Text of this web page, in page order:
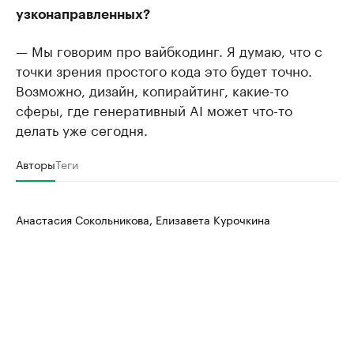
узконаправленных?
— Мы говорим про вайбкодинг. Я думаю, что с
точки зрения простого кода это будет точно.
Возможно, дизайн, копирайтинг, какие-то
сферы, где генеративный AI может что-то
делать уже сегодня.
АвторыТеги
Анастасия Сокольникова, Елизавета Курочкина